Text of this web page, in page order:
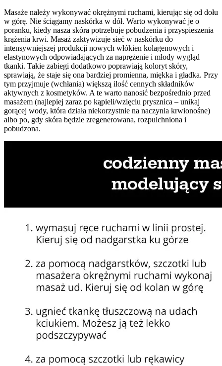
Masaże należy wykonywać okrężnymi ruchami, kierując się od dołu
w górę. Nie ściągamy naskórka w dół. Warto wykonywać je o
poranku, kiedy nasza skóra potrzebuje pobudzenia i przyspieszenia
krążenia krwi. Masaż zaktywizuje sieć w naskórku do
intensywniejszej produkcji nowych włókien kolagenowych i
elastynowych odpowiadających za naprężenie i młody wygląd
tkanki. Takie zabiegi dodatkowo poprawiają koloryt skóry,
sprawiają, że staje się ona bardziej promienna, miękka i gładka. Przy
tym przyjmuje (wchłania) większą ilość cennych składników
aktywnych z kosmetyków. A te warto nanosić bezpośrednio przed
masażem (najlepiej zaraz po kąpieli/wzięciu prysznica – unikaj
gorącej wody, która działa niekorzystnie na naczynia krwionośne)
albo po, gdy skóra będzie zregenerowana, rozpulchniona i
pobudzona.